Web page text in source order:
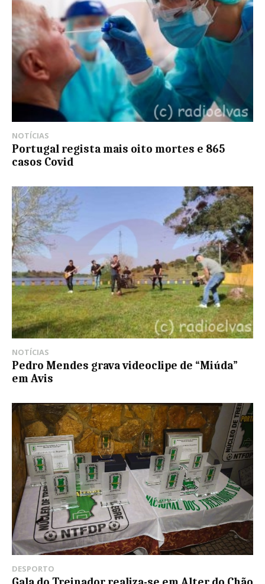
NOTÍCIAS
Portugal regista mais oito mortes e 865
casos Covid
NOTÍCIAS
Pedro Mendes grava videoclipe de “Miúda”
em Avis
DESPORTO